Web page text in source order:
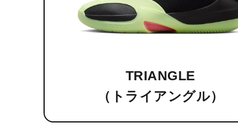
TRIANGLE
（トライアングル）